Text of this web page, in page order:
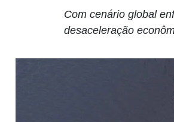
Com cenário global
desaceleração